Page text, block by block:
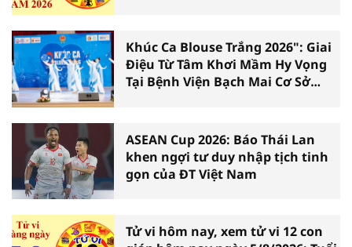
Khúc Ca Blouse Trắng 2026": Giai
Điệu Từ Tâm Khơi Mầm Hy Vọng
Tại Bệnh Viện Bạch Mai Cơ Sở
ASEAN Cup 2026: Báo Thái Lan
khen ngợi tư duy nhập tịch tinh
gọn của ĐT Việt Nam
Tử vi hôm nay, xem tử vi 12 con